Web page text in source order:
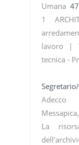
Umana
1
lavoro |
tecnica -
Adecco
La